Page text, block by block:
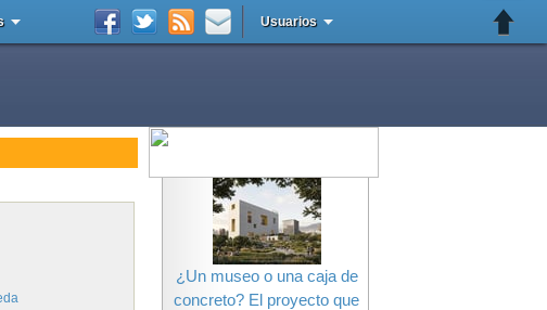
Usuarios
¿Un museo o una caja de
concreto? El proyecto que